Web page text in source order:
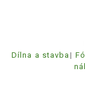
Dílna a stavba